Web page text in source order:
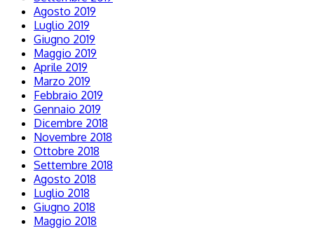
Agosto 2019
Luglio 2019
Giugno 2019
Maggio 2019
Aprile 2019
Marzo 2019
Febbraio 2019
Gennaio 2019
Dicembre 2018
Novembre 2018
Ottobre 2018
Settembre 2018
Agosto 2018
Luglio 2018
Giugno 2018
Maggio 2018